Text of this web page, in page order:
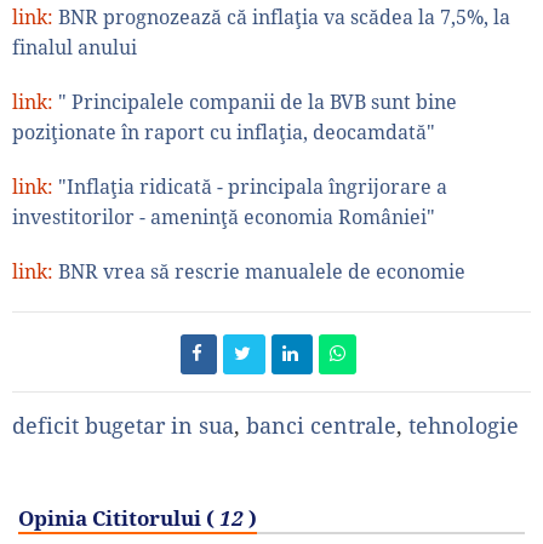
link: BNR prognozează că inflaţia va scădea la 7,5%, la
finalul anului
link: " Principalele companii de la BVB sunt bine
poziţionate în raport cu inflaţia, deocamdată"
link: "Inflaţia ridicată - principala îngrijorare a
investitorilor - ameninţă economia României"
link: BNR vrea să rescrie manualele de economie
deficit bugetar in sua, banci centrale, tehnologie
Opinia Cititorului ( 12)